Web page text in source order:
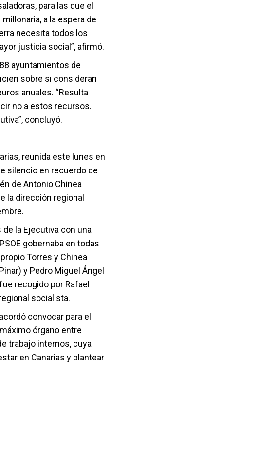
para las que el
a la espera de
necesita todos los
justicia social”, afirmó.
ayuntamientos de
sobre si consideran
anuales. “Resulta
no a estos recursos.
concluyó.
reunida este lunes en
silencio en recuerdo de
de Antonio Chinea
la dirección regional
la Ejecutiva con una
gobernaba en todas
Torres y Chinea
y Pedro Miguel Ángel
recogido por Rafael
socialista.
convocar para el
órgano entre
trabajo internos, cuya
en Canarias y plantear